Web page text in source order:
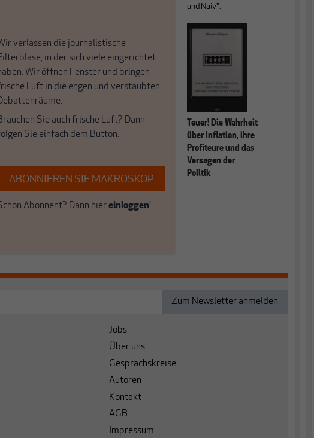
verlassen die journalistische
in der sich viele eingerichtet
Wir öffnen Fenster und bringen
Luft in die engen und verstaubten
Sie auch frische Luft? Dann
Sie einfach dem Button.
ABONNIEREN SIE MAKROSKOP
Abonnent? Dann hier einloggen!
und Naiv".
Teuer! Die Wahrheit
über Inflation, ihre
Profiteure und das
Versagen der
Politik
Jobs
Über uns
Gesprächskreise
Autoren
Kontakt
AGB
Impressum